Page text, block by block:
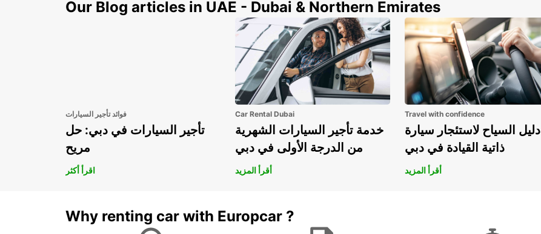
Our Blog articles in UAE - Dubai & Northern Emirates
فوائد تأجير السيارات
تأجير السيارات في دبي: حل
مريح
اقرأ أكثر
Car Rental Dubai
خدمة تأجير السيارات الشهرية
من الدرجة الأولى في دبي
أقرأ المزيد
Travel with confidence
دليل السياح لاستئجار سيارة
ذاتية القيادة في دبي
أقرأ المزيد
Why renting car with Europcar ?